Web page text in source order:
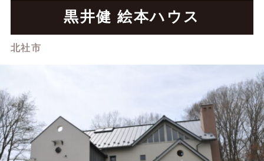
黒井健 絵本ハウス
北社市